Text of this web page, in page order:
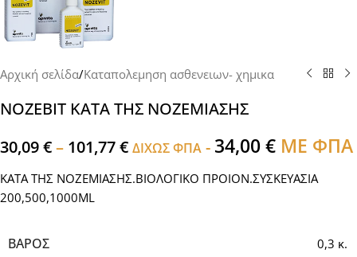
Αρχική σελίδα/Καταπολεμηση ασθενειων- χημικα
ΝΟΖΕΒΙΤ ΚΑΤΑ ΤΗΣ ΝΟΖΕΜΙΑΣΗΣ
30,09€– 101,77€ ΔΙΧΩΣ ΦΠΑ - 34,00€ ΜΕ ΦΠΑ
ΚΑΤΑ ΤΗΣ ΝΟΖΕΜΙΑΣΗΣ.ΒΙΟΛΟΓΙΚΟ ΠΡΟΙΟΝ.ΣΥΣΚΕΥΑΣΙΑ
200,500,1000ML
ΒΆΡΟΣ 0,3 κ.